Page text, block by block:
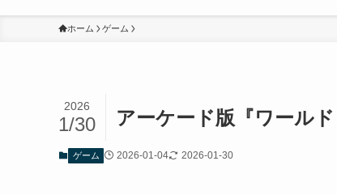
ホーム ゲーム
アーケード版『ワール
2026
1/30
ゲーム 2026-01-04 2026-01-30